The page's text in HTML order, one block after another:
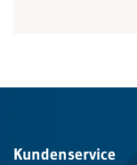
Kundenservice